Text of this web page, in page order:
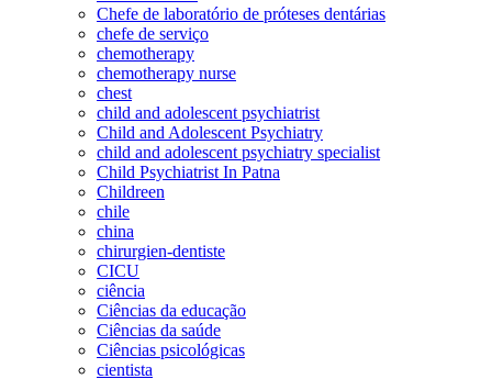
Chefe de laboratório de próteses dentárias
chefe de serviço
chemotherapy
chemotherapy nurse
chest
child and adolescent psychiatrist
Child and Adolescent Psychiatry
child and adolescent psychiatry specialist
Child Psychiatrist In Patna
Childreen
chile
china
chirurgien-dentiste
CICU
ciência
Ciências da educação
Ciências da saúde
Ciências psicológicas
cientista